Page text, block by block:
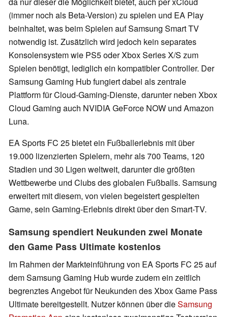
(immer noch als Beta-Version) zu spielen und EA Play
beinhaltet, was beim Spielen auf Samsung Smart TV
notwendig ist. Zusätzlich wird jedoch kein separates
Konsolensystem wie PS5 oder Xbox Series X/S zum
Spielen benötigt, lediglich ein kompatibler Controller. Der
Samsung Gaming Hub fungiert dabei als zentrale
Plattform für Cloud-Gaming-Dienste, darunter neben Xbox
Cloud Gaming auch NVIDIA GeForce NOW und Amazon
Luna.
EA Sports FC 25 bietet ein Fußballerlebnis mit über
19.000 lizenzierten Spielern, mehr als 700 Teams, 120
Stadien und 30 Ligen weltweit, darunter die größten
Wettbewerbe und Clubs des globalen Fußballs. Samsung
erweitert mit diesem, von vielen begeistert gespielten
Game, sein Gaming-Erlebnis direkt über den Smart-TV.
Samsung spendiert Neukunden zwei Monate
den Game Pass Ultimate kostenlos
Im Rahmen der Markteinführung von EA Sports FC 25 auf
dem Samsung Gaming Hub wurde zudem ein zeitlich
begrenztes Angebot für Neukunden des Xbox Game Pass
Ultimate bereitgestellt. Nutzer können über dieSamsung